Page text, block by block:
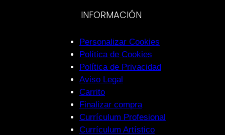
INFORMACIÓN
Personalizar Cookies
Política de Cookies
Política de Privacidad
Aviso Legal
Carrito
Finalizar compra
Currículum Profesional
Currículum Artístico